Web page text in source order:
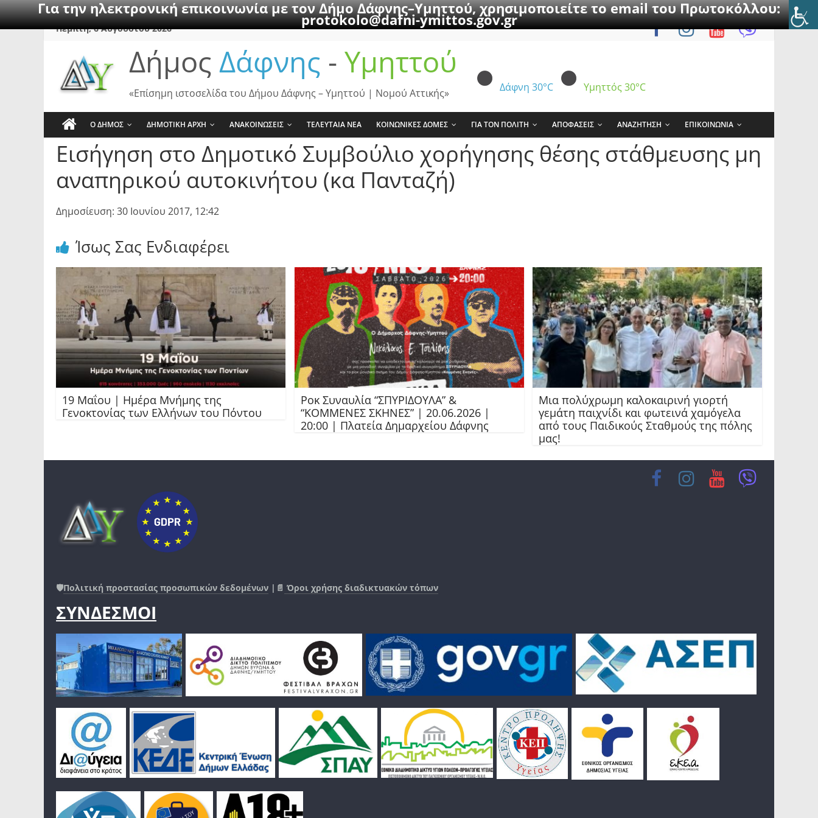
Για την ηλεκτρονική επικοινωνία με τον Δήμο Δάφνης–Υμηττού, χρησιμοποιείτε το email του Πρωτοκόλλου:
protokolo@dafni-ymittos.gov.gr
SkipΠέμπτη, 6 Αυγούστου 2026
Δήμος Δάφνης - Υμηττού
Δάφνη 30°C Υμηττός 30°C
«Επίσημη ιστοσελίδα του Δήμου Δάφνης – Υμηττού | Νομού Αττικής»
Ο ΔΗΜΟΣ ΔΗΜΟΤΙΚΗ ΑΡΧΗ ΑΝΑΚΟΙΝΩΣΕΙΣ ΤΕΛΕΥΤΑΙΑ ΝΕΑ ΚΟΙΝΩΝΙΚΕΣ ΔΟΜΕΣ ΓΙΑ ΤΟΝ ΠΟΛΙΤΗ ΑΠΟΦΑΣΕΙΣ ΑΝΑΖΗΤΗΣΗ ΕΠΙΚΟΙΝΩΝΙΑ
Εισήγηση στο Δημοτικό Συμβούλιο χορήγησης θέσης στάθμευσης μη
αναπηρικού αυτοκινήτου (κα Πανταζή)
Δημοσίευση: 30 Ιουνίου 2017, 12:42
Ίσως Σας Ενδιαφέρει
19 Μαΐου | Ημέρα Μνήμης της
Γενοκτονίας των Ελλήνων του Πόντου
Ροκ Συναυλία “ΣΠΥΡΙΔΟΥΛΑ” &
“ΚΟΜΜΕΝΕΣ ΣΚΗΝΕΣ” | 20.06.2026 |
20:00 | Πλατεία Δημαρχείου Δάφνης
Μια πολύχρωμη καλοκαιρινή γιορτή
γεμάτη παιχνίδι και φωτεινά χαμόγελα
από τους Παιδικούς Σταθμούς της πόλης
μας!
🛡️Πολιτική προστασίας προσωπικών δεδομένων |📄 Όροι χρήσης διαδικτυακών τόπων
ΣΥΝΔΕΣΜΟΙ